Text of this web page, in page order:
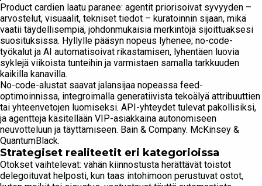
Product cardien laatu paranee: agentit priorisoivat syvyyden –
arvostelut, visuaalit, tekniset tiedot – kuratoinnin sijaan, mikä
vaatii täydellisempiä, johdonmukaisia merkintöjä sijoittuaksesi
suosituksissa. Hyllylle pääsyn nopeus lyhenee; no-code-
työkalut ja AI automatisoivat rikastamisen, lyhentäen luovia
syklejä viikoista tunteihin ja varmistaen samalla tarkkuuden
kaikilla kanavilla.
No-code-alustat saavat jalansijaa nopeassa feed-
optimoinnissa, integroimalla generatiivista tekoälyä attribuuttien
tai yhteenvetojen luomiseksi. API-yhteydet tulevat pakollisiksi,
ja agentteja käsitellään VIP-asiakkaina autonomiseen
neuvotteluun ja täyttämiseen. Bain & Company. McKinsey &
QuantumBlack.
Strategiset realiteetit eri kategorioissa
Otokset vaihtelevat: vähän kiinnostusta herättävät toistot
delegoituvat helposti, kun taas intohimoon perustuvat ostot,